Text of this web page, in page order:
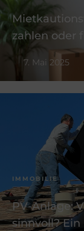
zahlen oder
7. Mai 2025
IMMOBILIE
PV-Anlage:
sinnvoll?